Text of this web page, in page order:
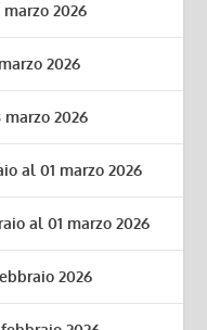
2026
2026
2026
al 01 marzo 2026
al 01 marzo 2026
2026